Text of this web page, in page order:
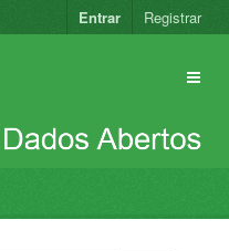
Entrar Registrar